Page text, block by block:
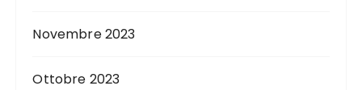
Novembre 2023
Ottobre 2023